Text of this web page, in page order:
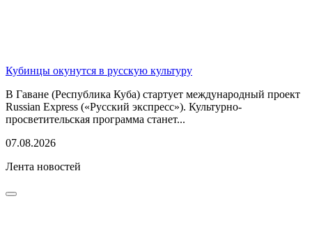
Кубинцы окунутся в русскую культуру
В Гаване (Республика Куба) стартует международный проект
Russian Express («Русский экспресс»). Культурно-
просветительская программа станет...
07.08.2026
Лента новостей